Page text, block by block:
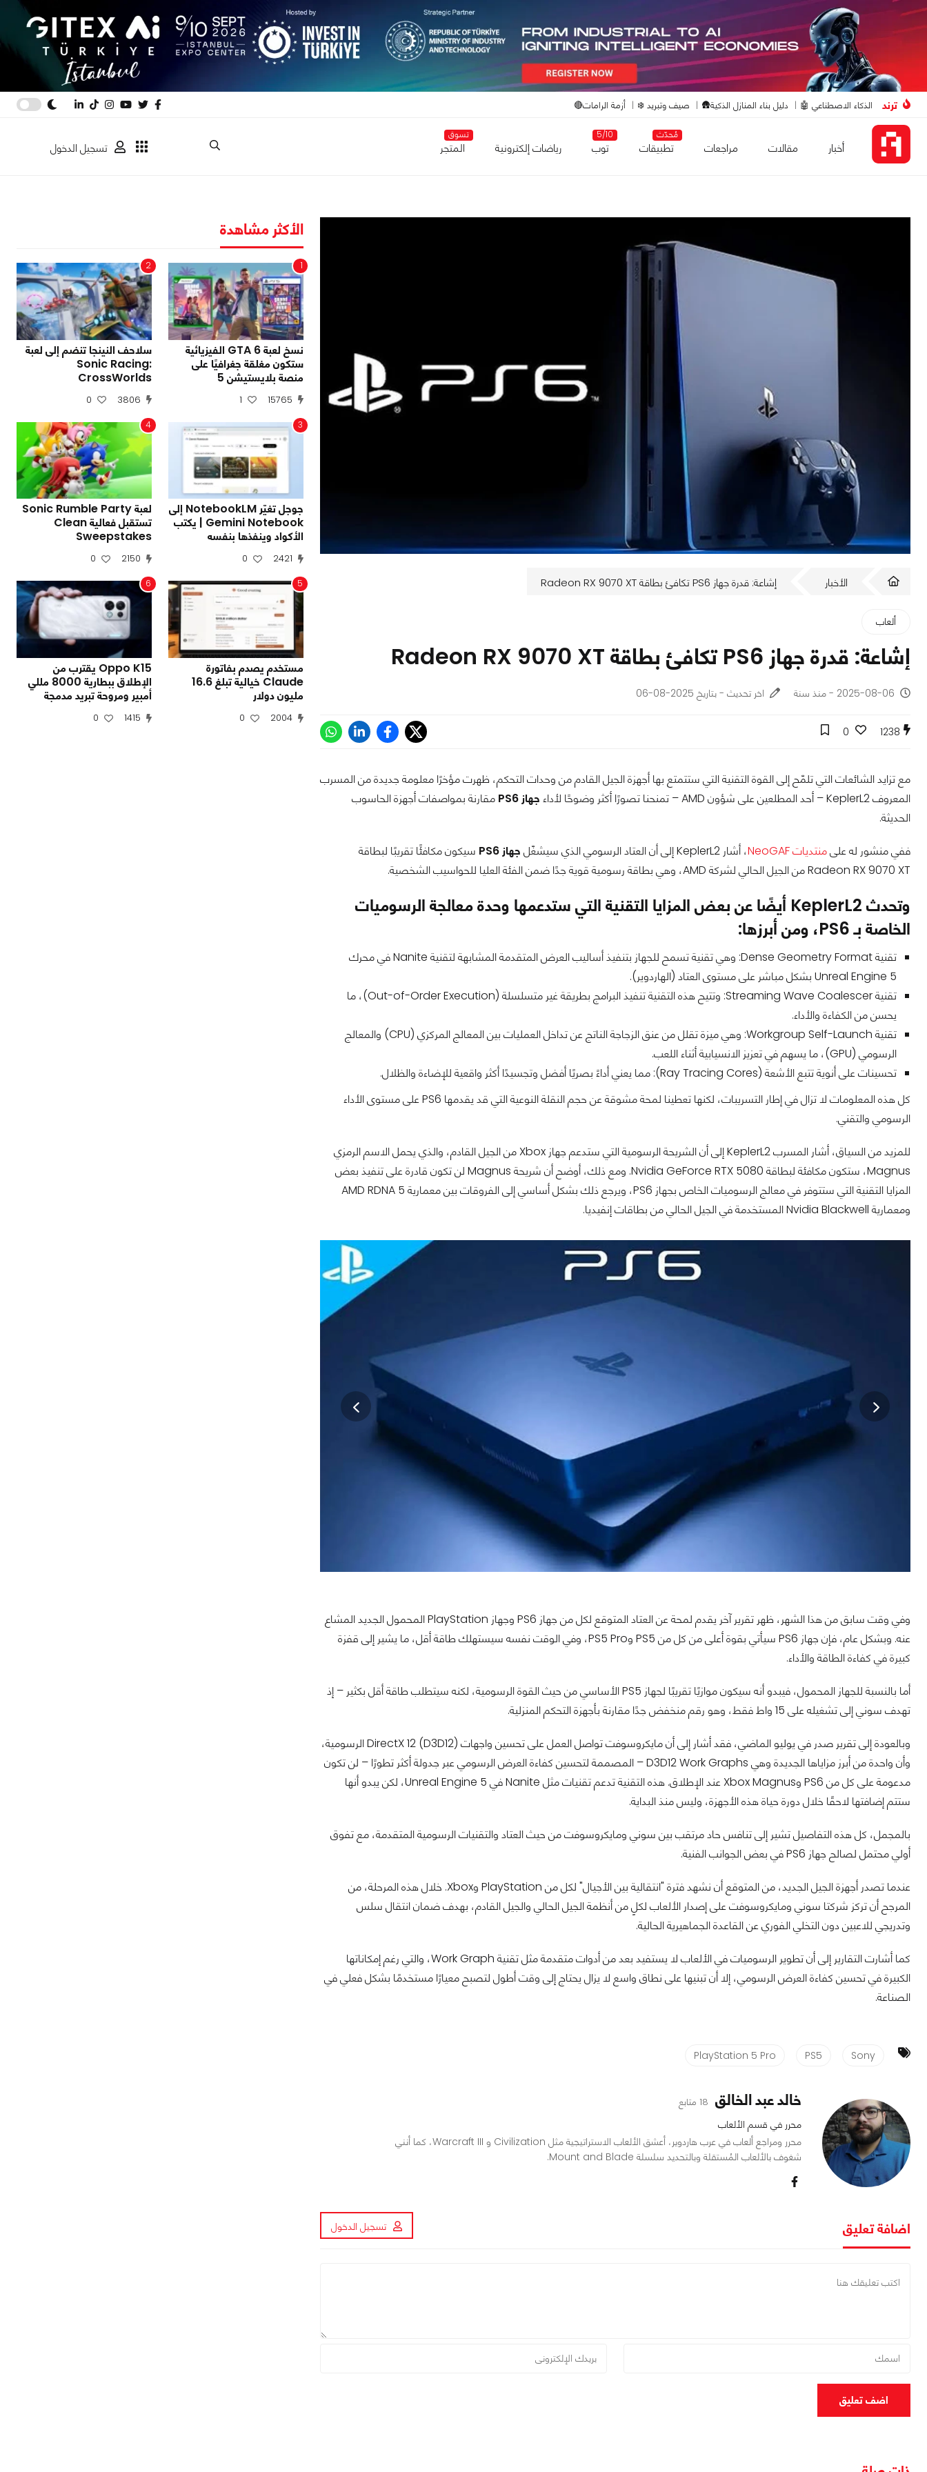
ترند الذكاء الاصطناعي 🤖 دليل بناء المنازل الذكية🛖 صيف وتبريد ❄️ أزمة الرامات🔴
أخبار مقالات مراجعات
مُحدّث
تطبيقات
5/10
توب رياضات إلكترونية
تسوق
المتجر تسجيل الدخول
الأخبار إشاعة: قدرة جهاز PS6 تكافئ بطاقة Radeon RX 9070 XT
ألعاب
إشاعة: قدرة جهاز PS6 تكافئ بطاقة Radeon RX 9070 XT
2025-08-06 - منذ سنة اخر تحديث - بتاريخ 2025-08-06
1238
0
مع تزايد الشائعات التي تلمّح إلى القوة التقنية التي ستتمتع بها أجهزة الجيل القادم من وحدات التحكم، ظهرت مؤخرًا معلومة جديدة من المسرب
المعروف KeplerL2 – أحد المطلعين على شؤون AMD – تمنحنا تصورًا أكثر وضوحًا لأداء
جهاز PS6
مقارنة بمواصفات أجهزة الحاسوب
الحديثة.
ففي منشور له علىمنتديات NeoGAF ، أشار KeplerL2 إلى أن العتاد الرسومي الذي سيشغّل جهاز PS6
سيكون مكافئًا تقريبًا لبطاقة
Radeon RX 9070 XT من الجيل الحالي لشركة AMD، وهي بطاقة رسومية قوية جدًا ضمن الفئة العليا للحواسيب الشخصية.
وتحدث KeplerL2 أيضًا عن بعض المزايا التقنية التي ستدعمها وحدة معالجة الرسوميات
الخاصة بـ PS6، ومن أبرزها:
تقنية Dense Geometry Format: وهي تقنية تسمح للجهاز بتنفيذ أساليب العرض المتقدمة المشابهة لتقنية Nanite في محرك
Unreal Engine 5 بشكل مباشر على مستوى العتاد (الهاردوير).
تقنية Streaming Wave Coalescer: وتتيح هذه التقنية تنفيذ البرامج بطريقة غير متسلسلة (Out-of-Order Execution)، ما
يحسن من الكفاءة والأداء.
تقنية Workgroup Self-Launch: وهي ميزة تقلل من عنق الزجاجة الناتج عن تداخل العمليات بين المعالج المركزي (CPU) والمعالج
الرسومي (GPU)، ما يسهم في تعزيز الانسيابية أثناء اللعب.
تحسينات على أنوية تتبع الأشعة (Ray Tracing Cores): مما يعني أداءً بصريًا أفضل وتجسيدًا أكثر واقعية للإضاءة والظلال.
كل هذه المعلومات لا تزال في إطار التسريبات، لكنها تعطينا لمحة مشوقة عن حجم النقلة النوعية التي قد يقدمها PS6 على مستوى الأداء
الرسومي والتقني.
للمزيد من السياق، أشار المسرب KeplerL2 إلى أن الشريحة الرسومية التي ستدعم جهاز Xbox من الجيل القادم، والذي يحمل الاسم الرمزي
Magnus، ستكون مكافئة لبطاقة Nvidia GeForce RTX 5080. ومع ذلك، أوضح أن شريحة Magnus لن تكون قادرة على تنفيذ بعض
المزايا التقنية التي ستتوفر في معالج الرسوميات الخاص بجهاز PS6، ويرجع ذلك بشكل أساسي إلى الفروقات بين معمارية AMD RDNA 5
ومعمارية Nvidia Blackwell المستخدمة في الجيل الحالي من بطاقات إنفيديا.
وفي وقت سابق من هذا الشهر، ظهر تقرير آخر يقدم لمحة عن العتاد المتوقع لكل من جهاز PS6 وجهاز PlayStation المحمول الجديد المشاع
عنه. وبشكل عام، فإن جهاز PS6 سيأتي بقوة أعلى من كل من PS5 وPS5 Pro، وفي الوقت نفسه سيستهلك طاقة أقل، ما يشير إلى قفزة
كبيرة في كفاءة الطاقة والأداء.
أما بالنسبة للجهاز المحمول، فيبدو أنه سيكون موازيًا تقريبًا لجهاز PS5 الأساسي من حيث القوة الرسومية، لكنه سيتطلب طاقة أقل بكثير – إذ
تهدف سوني إلى تشغيله على 15 واط فقط، وهو رقم منخفض جدًا مقارنة بأجهزة التحكم المنزلية.
وبالعودة إلى تقرير صدر في يوليو الماضي، فقد أشار إلى أن مايكروسوفت تواصل العمل على تحسين واجهات DirectX 12 (D3D12) الرسومية،
وأن واحدة من أبرز مزاياها الجديدة وهي D3D12 Work Graphs – المصممة لتحسين كفاءة العرض الرسومي عبر جدولة أكثر تطورًا – لن تكون
مدعومة على كل من PS6 وXbox Magnus عند الإطلاق. هذه التقنية تدعم تقنيات مثل Nanite في Unreal Engine 5، لكن يبدو أنها
ستتم إضافتها لاحقًا خلال دورة حياة هذه الأجهزة، وليس منذ البداية.
بالمجمل، كل هذه التفاصيل تشير إلى تنافس حاد مرتقب بين سوني ومايكروسوفت من حيث العتاد والتقنيات الرسومية المتقدمة، مع تفوق
أولي محتمل لصالح جهاز PS6 في بعض الجوانب الفنية.
عندما تصدر أجهزة الجيل الجديد، من المتوقع أن نشهد فترة "انتقالية بين الأجيال" لكل من PlayStation وXbox. خلال هذه المرحلة، من
المرجح أن تركز شركتا سوني ومايكروسوفت على إصدار الألعاب لكلٍ من أنظمة الجيل الحالي والجيل القادم، بهدف ضمان انتقال سلس
وتدريجي للاعبين دون التخلي الفوري عن القاعدة الجماهيرية الحالية.
كما أشارت التقارير إلى أن تطوير الرسوميات في الألعاب لا يستفيد بعد من أدوات متقدمة مثل تقنية Work Graph، والتي رغم إمكاناتها
الكبيرة في تحسين كفاءة العرض الرسومي، إلا أن تبنيها على نطاق واسع لا يزال يحتاج إلى وقت أطول لتصبح معيارًا مستخدمًا بشكل فعلي في
الصناعة.
Sony
PS5
PlayStation 5 Pro
خالد عبد الخالق 18 متابع
محرر في قسم الألعاب
محرر ومراجع ألعاب في عرب هاردوير، أعشق الألعاب الاستراتيجية مثل Civilization و Warcraft III، كما أنني
شغوف بالألعاب المُستقلة وبالتحديد سلسلة Mount and Blade.
اضافة تعليق تسجيل الدخول
اضف تعليق
الأكثر مشاهدة
1
نسخ لعبة GTA 6 الفيزيائية
ستكون مغلقة جغرافيًا على
منصة بلايستيشن 5
15765
1
2
سلاحف النينجا تنضم إلى لعبة
Sonic Racing:
CrossWorlds
3806
0
3
جوجل تغيّر NotebookLM إلى
Gemini Notebook | يكتب
الأكواد وينفذها بنفسه
2421
0
4
لعبة Sonic Rumble Party
تستقبل فعالية Clean
Sweepstakes
2150
0
5
مستخدم يصدم بفاتورة
Claude خيالية تبلغ 16.6
مليون دولار
2004
0
6
Oppo K15 يقترب من
الإطلاق ببطارية 8000 مللي
أمبير ومروحة تبريد مدمجة
1415
0